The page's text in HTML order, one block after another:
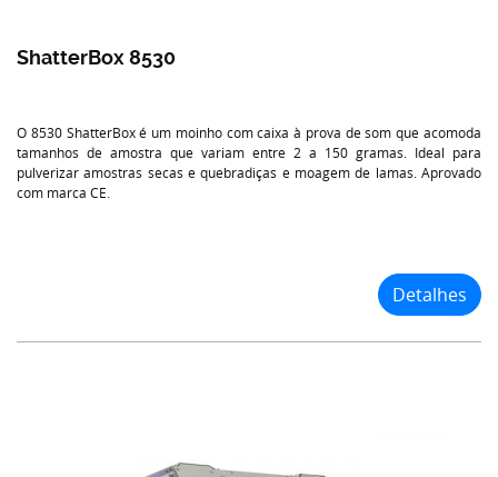
ShatterBox 8530
O 8530 ShatterBox é um moinho com caixa à prova de som que acomoda
tamanhos de amostra que variam entre 2 a 150 gramas. Ideal para
pulverizar amostras secas e quebradiças e moagem de lamas. Aprovado
com marca CE.
Detalhes